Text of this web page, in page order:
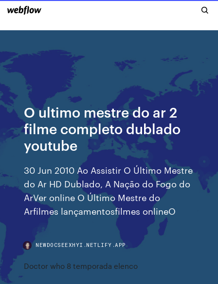
O ultimo mestre do ar 2
filme completo dublado
youtube
30 Jun 2010 Ao Assistir O Último Mestre
do Ar HD Dublado, A Nação do Fogo do
ArVer online O Último Mestre do
Arfilmes lançamentosfilmes onlineO
NEWDOCSEEXHYI.NETLIFY.APP
Doctor who 8 temporada elenco